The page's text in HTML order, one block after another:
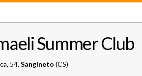
Summer Club
54, Sangineto (CS)